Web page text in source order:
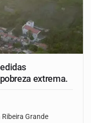
extrema.
Grande